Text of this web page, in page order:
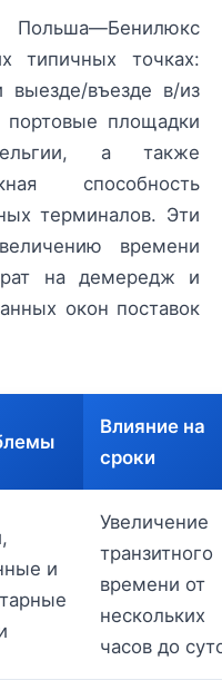
Польша—Бенилюкс
типичных точках:
выезде/въезде в/из
площадки
а также
способность
терминалов. Эти
времени
на демередж и
окон поставок
Влияние на
сроки
и
Увеличение
транзитного
времени от
нескольких
часов до